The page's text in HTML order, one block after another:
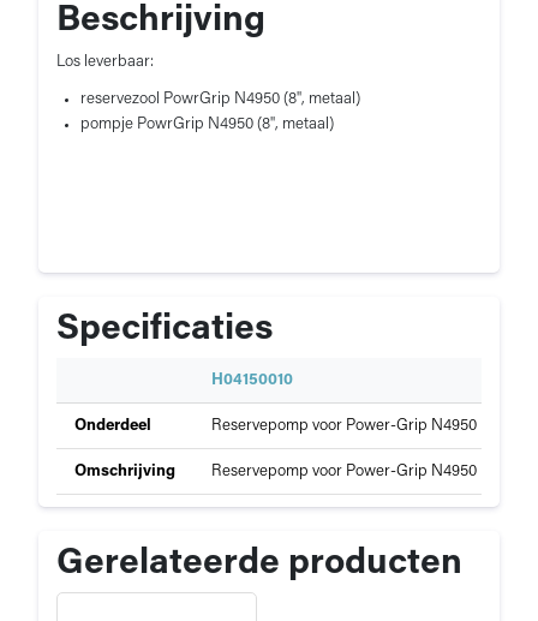
Beschrijving
Los leverbaar:
reservezool PowrGrip N4950 (8", metaal)
pompje PowrGrip N4950 (8", metaal)
Specificaties
Woods
p
e
c
i
f
c
H04150010
Onderdeel Reservepomp voor Power-Grip N4950
Omschrijving Reservepomp voor Power-Grip N4950 metaal/
Gerelateerde producten